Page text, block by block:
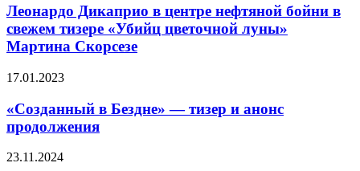
Кинга
«Обезьянка»
в
нефтяной
бойни
свежем
«Убийц
цветочной
луны»
Мартина
Леонардо Дикаприо в центре нефтяной бойни в
свежем тизере «Убийц цветочной луны»
Мартина Скорсезе
«Созданный
Бездне»
—
тизер
анонс
17.01.2023
«Созданный в Бездне» — тизер и анонс
продолжения
Virtua
23.11.2024